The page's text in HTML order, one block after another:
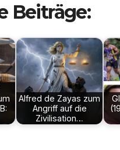
Beiträge:
Alfred de Zayas zum
Angriff auf die
Zivilisation…